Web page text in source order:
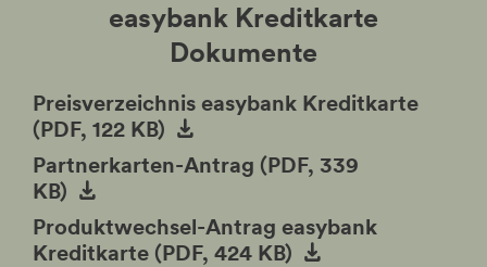
easybank Kreditkarte
Dokumente
Preisverzeichnis easybank Kreditkarte
(PDF, 122 KB)
Partnerkarten-Antrag (PDF, 339
KB)
Produktwechsel-Antrag easybank
Kreditkarte (PDF, 424 KB)